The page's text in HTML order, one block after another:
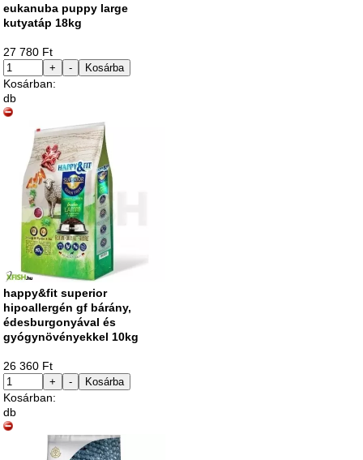
eukanuba puppy large
kutyatáp 18kg
27 780 Ft
+ - Kosárba
Kosárban:
db
happy&fit superior
hipoallergén gf bárány,
édesburgonyával és
gyógynövényekkel 10kg
26 360 Ft
+ - Kosárba
Kosárban:
db